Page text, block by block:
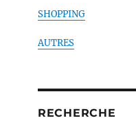
SHOPPING
AUTRES
RECHERCHE